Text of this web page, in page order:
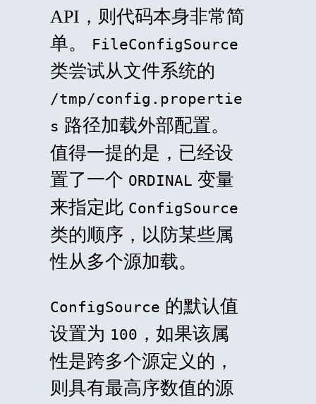
API，则代码本身非常简
单。
FileConfigSource
类尝试从文件系统的
/tmp/config.propertie
s 路径加载外部配置。
值得一提的是，已经设
置了一个 ORDINAL 变量
来指定此 ConfigSource
类的顺序，以防某些属
性从多个源加载。
ConfigSource 的默认值
设置为 100 ，如果该属
性是跨多个源定义的，
则具有最高序数值的源